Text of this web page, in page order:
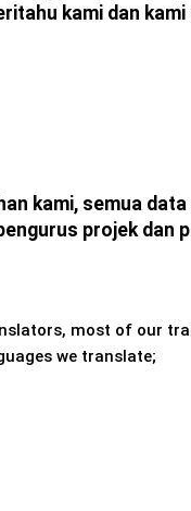
kami dan
kami, semua
projek dan
most of our
we translate;